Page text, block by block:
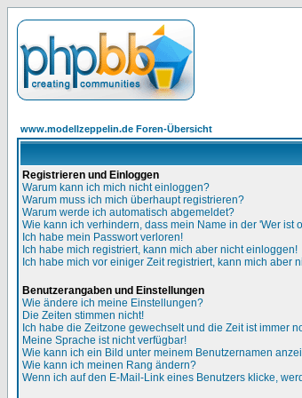
www.modellzeppelin.de Foren-Übersicht
Registrieren und Einloggen
Warum kann ich mich nicht einloggen?
Warum muss ich mich überhaupt registrieren?
Warum werde ich automatisch abgemeldet?
Wie kann ich verhindern, dass mein Name in der 'Wer ist
Ich habe mein Passwort verloren!
Ich habe mich registriert, kann mich aber nicht einloggen!
Ich habe mich vor einiger Zeit registriert, kann mich aber
Benutzerangaben und Einstellungen
Wie ändere ich meine Einstellungen?
Die Zeiten stimmen nicht!
Ich habe die Zeitzone gewechselt und die Zeit ist immer
Meine Sprache ist nicht verfügbar!
Wie kann ich ein Bild unter meinem Benutzernamen
Wie kann ich meinen Rang ändern?
Wenn ich auf den E-Mail-Link eines Benutzers klicke,